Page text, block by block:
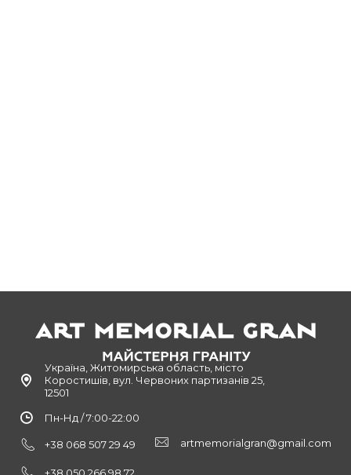
Україна, Житомирська область, місто
Коростишів, вул. Червоних партизанів 25,
12501
Пн-Нд / 7:00-22:00
+38 068 507 29 49
+38 050 266 98 72
artmemorialgran@gmail.com